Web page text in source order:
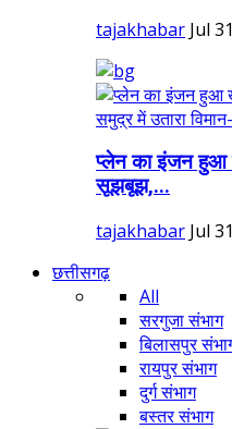
tajakhabar Jul
प्लेन का इंजन हुआ
सूझबूझ,...
tajakhabar Jul
छत्तीसगढ़
All
सरगुजा संभाग
बिलासपुर
रायपुर संभाग
दुर्ग संभाग
बस्तर संभाग